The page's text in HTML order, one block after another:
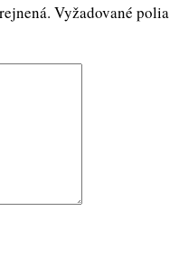
Vyžadované polia